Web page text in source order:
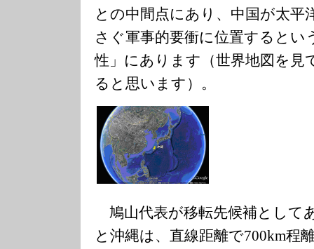
との中間点にあり、中国が太平
さぐ軍事的要衝に位置するとい
性」にあります（世界地図を見
ると思います）。
鳩山代表が移転先候補として
と沖縄は、直線距離で700km程